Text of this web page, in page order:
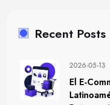
Recent Posts
2026-05-13
El E-